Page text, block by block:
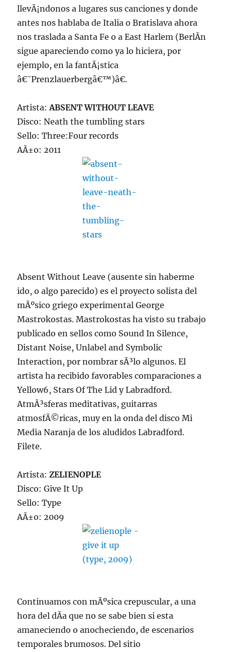
llevÃ¡ndonos a lugares sus canciones y donde
antes nos hablaba de Italia o Bratislava ahora
nos traslada a Santa Fe o a East Harlem (BerlÃ­n
sigue apareciendo como ya lo hiciera, por
ejemplo, en la fantÃ¡stica
â€˜Prenzlauerbergâ€™)â€.
Artista:ABSENT WITHOUT LEAVE
Disco: Neath the tumbling stars
Sello: Three:Four records
AÃ±o: 2011
Absent Without Leave (ausente sin haberme
ido, o algo parecido) es el proyecto solista del
mÃºsico griego experimental George
Mastrokostas. Mastrokostas ha visto su trabajo
publicado en sellos como Sound In Silence,
Distant Noise, Unlabel and Symbolic
Interaction, por nombrar sÃ³lo algunos. El
artista ha recibido favorables comparaciones a
Yellow6, Stars Of The Lid y Labradford.
AtmÃ³sferas meditativas, guitarras
atmosfÃ©ricas, muy en la onda del disco Mi
Media Naranja de los aludidos Labradford.
Filete.
Artista:ZELIENOPLE
Disco: Give It Up
Sello: Type
AÃ±o: 2009
Continuamos con mÃºsica crepuscular, a una
hora del dÃ­a que no se sabe bien si esta
amaneciendo o anocheciendo, de escenarios
temporales brumosos. Del sitio